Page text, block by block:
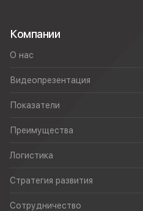
Компании
О нас
Видеопрезентация
Показатели
Преимущества
Логистика
Стратегия развития
Сотрудничество